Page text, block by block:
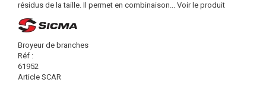
résidus de la taille. Il permet en combinaison... Voir le produit
Broyeur de branches
Réf :
61952
Article SCAR